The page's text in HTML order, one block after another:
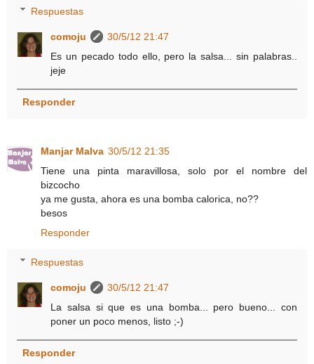
Respuestas
comoju
30/5/12 21:47
Es un pecado todo ello, pero la salsa... sin palabras..
jeje
Responder
Manjar Malva 30/5/12 21:35
Tiene una pinta maravillosa, solo por el nombre del
bizcocho
ya me gusta, ahora es una bomba calorica, no??
besos
Responder
Respuestas
comoju
30/5/12 21:47
La salsa si que es una bomba... pero bueno... con
poner un poco menos, listo ;-)
Responder